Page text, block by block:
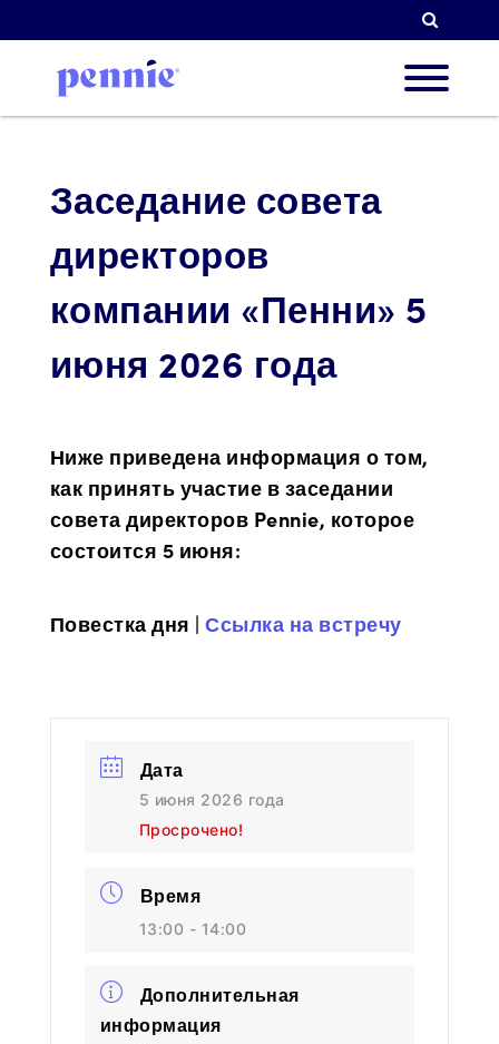
Заседание совета
директоров
компании «Пенни» 5
июня 2026 года
Ниже приведена информация о том,
как принять участие в заседании
совета директоров Pennie, которое
состоится 5 июня:
Повестка дня |Ссылка на встречу
Дата
5 июня 2026 года
Просрочено!
Время
13:00 - 14:00
Дополнительная
информация